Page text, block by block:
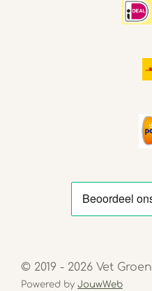
© 2019 - 2026 Vet Groen
Powered by JouwWeb